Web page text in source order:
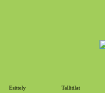
Esittely Tallitilat